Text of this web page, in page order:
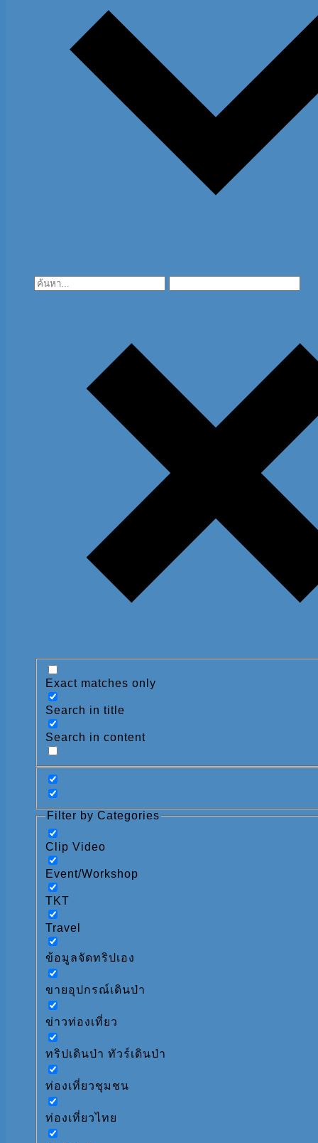
Exact matches only
Search in title
Search in content
Filter by Categories
Clip Video
Event/Workshop
TKT
Travel
ข้อมูลจัดทริปเอง
ขายอุปกรณ์เดินป่า
ข่าวท่องเที่ยว
ทริปเดินป่า ทัวร์เดินป่า
ท่องเที่ยวชุมชน
ท่องเที่ยวไทย